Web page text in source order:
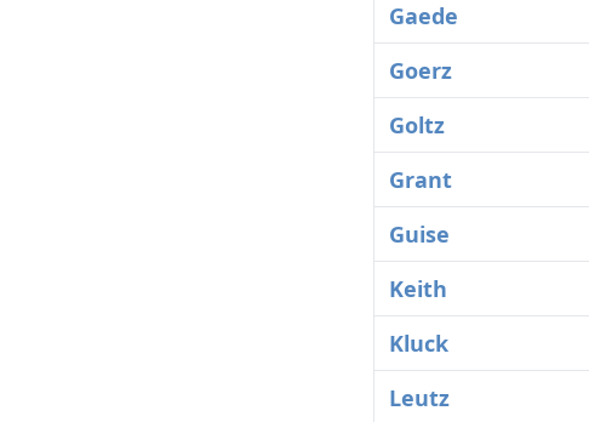
Gaede
Goerz
Goltz
Grant
Guise
Keith
Kluck
Leutz